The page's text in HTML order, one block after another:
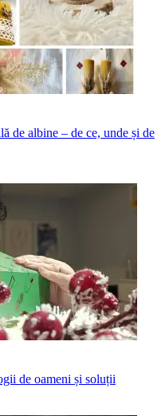
de albine – de ce, unde și de
de oameni și soluții